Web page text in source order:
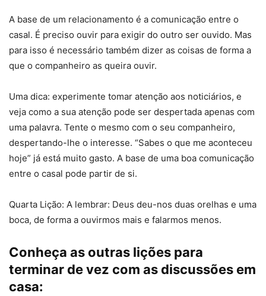
A base de um relacionamento é a comunicação entre o
casal. É preciso ouvir para exigir do outro ser ouvido. Mas
para isso é necessário também dizer as coisas de forma a
que o companheiro as queira ouvir.
Uma dica: experimente tomar atenção aos noticiários, e
veja como a sua atenção pode ser despertada apenas com
uma palavra. Tente o mesmo com o seu companheiro,
despertando-lhe o interesse. “Sabes o que me aconteceu
hoje” já está muito gasto. A base de uma boa comunicação
entre o casal pode partir de si.
Quarta Lição: A lembrar: Deus deu-nos duas orelhas e uma
boca, de forma a ouvirmos mais e falarmos menos.
Conheça as outras lições para
terminar de vez com as discussões em
casa: